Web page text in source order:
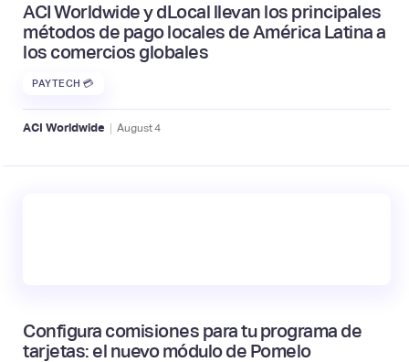
ACI Worldwide y dLocal llevan los principales
métodos de pago locales de América Latina a
los comercios globales
PAYTECH 💳
ACI Worldwide | August4
Configura comisiones para tu programa de
tarjetas: el nuevo módulo de Pomelo